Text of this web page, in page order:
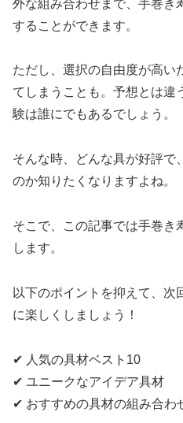
外な組み合わせまで、手巻き
することができます。
ただし、選択の自由度が高い
てしまうことも。予想とは違
験は誰にでもあるでしょう。
そんな時、どんな具が好評で
のか知りたくなりますよね。
そこで、この記事では手巻き
します。
以下のポイントを抑えて、次
に楽しくしましょう！
✔ 人気の具材ベスト10
✔ ユニークなアイデア具材
✔ おすすめの具材の組み合わ